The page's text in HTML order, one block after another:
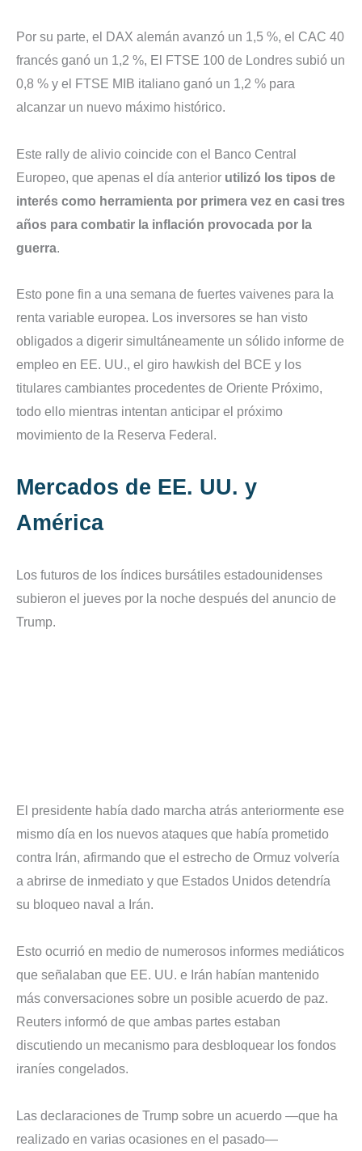
Por su parte, el DAX alemán avanzó un 1,5 %, el CAC 40
francés ganó un 1,2 %, El FTSE 100 de Londres subió un
0,8 % y el FTSE MIB italiano ganó un 1,2 % para
alcanzar un nuevo máximo histórico.
Este rally de alivio coincide con el Banco Central
Europeo, que apenas el día anterior utilizó los tipos de
interés como herramienta por primera vez en casi tres
años para combatir la inflación provocada por la
guerra.
Esto pone fin a una semana de fuertes vaivenes para la
renta variable europea. Los inversores se han visto
obligados a digerir simultáneamente un sólido informe de
empleo en EE. UU., el giro hawkish del BCE y los
titulares cambiantes procedentes de Oriente Próximo,
todo ello mientras intentan anticipar el próximo
movimiento de la Reserva Federal.
Mercados de EE. UU. y
América
Los futuros de los índices bursátiles estadounidenses
subieron el jueves por la noche después del anuncio de
Trump.
El presidente había dado marcha atrás anteriormente ese
mismo día en los nuevos ataques que había prometido
contra Irán, afirmando que el estrecho de Ormuz volvería
a abrirse de inmediato y que Estados Unidos detendría
su bloqueo naval a Irán.
Esto ocurrió en medio de numerosos informes mediáticos
que señalaban que EE. UU. e Irán habían mantenido
más conversaciones sobre un posible acuerdo de paz.
Reuters informó de que ambas partes estaban
discutiendo un mecanismo para desbloquear los fondos
iraníes congelados.
Las declaraciones de Trump sobre un acuerdo —que ha
realizado en varias ocasiones en el pasado—